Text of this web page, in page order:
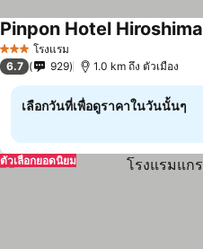
3 ดาว โรงแรม
Pinpon Hotel Hiroshima
6.7 929 1.0 km ถึง ตัวเมือง
เลือกวันที่เพื่อดูราคาในวันนั้นๆ
ตัวเลือกยอดนิยม